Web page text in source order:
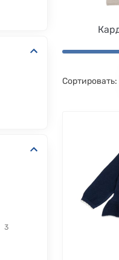
3
Сортировать: